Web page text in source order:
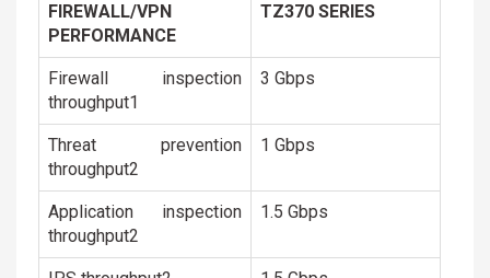
FIREWALL/VPN
PERFORMANCE
TZ370 SERIES
Firewall inspection
throughput1
3 Gbps
Threat prevention
throughput2
1 Gbps
Application inspection
throughput2
1.5 Gbps